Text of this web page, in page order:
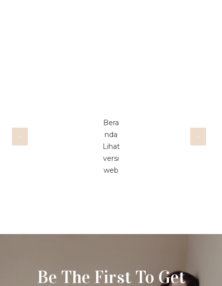
‹ ›
Bera
nda
Lihat
versi
web
Be The First To Get